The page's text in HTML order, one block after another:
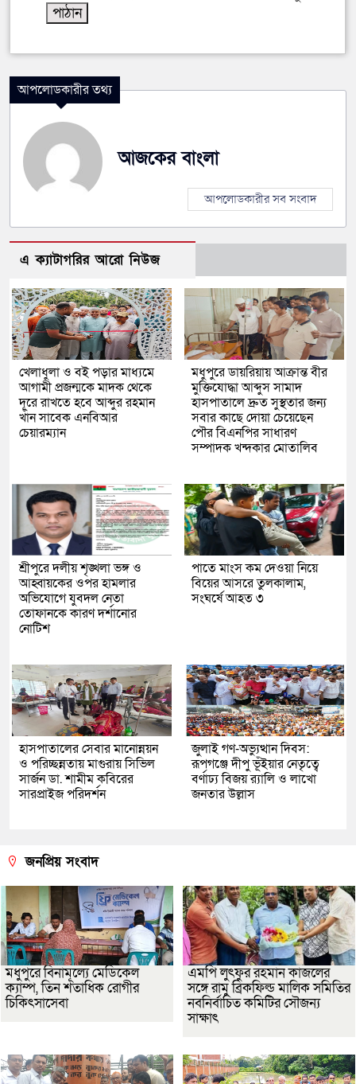
আপলোডকারীর তথ্য
আজকের বাংলা
আপলোডকারীর সব সংবাদ
এ ক্যাটাগরির আরো নিউজ
খেলাধুলা ও বই পড়ার মাধ্যমে
আগামী প্রজন্মকে মাদক থেকে
দূরে রাখতে হবে আব্দুর রহমান
খাঁন সাবেক এনবিআর
চেয়ারম্যান
মধুপুরে ডায়রিয়ায় আক্রান্ত বীর
মুক্তিযোদ্ধা আব্দুস সামাদ
হাসপাতালে দ্রুত সুস্থতার জন্য
সবার কাছে দোয়া চেয়েছেন
পৌর বিএনপির সাধারণ
সম্পাদক খন্দকার মোতালিব
শ্রীপুরে দলীয় শৃঙ্খলা ভঙ্গ ও
আহ্বায়কের ওপর হামলার
অভিযোগে যুবদল নেতা
তোফানকে কারণ দর্শানোর
নোটিশ
পাতে মাংস কম দেওয়া নিয়ে
বিয়ের আসরে তুলকালাম,
সংঘর্ষে আহত ৩
হাসপাতালের সেবার মানোন্নয়ন
ও পরিচ্ছন্নতায় মাগুরায় সিভিল
সার্জন ডা. শামীম কবিরের
সারপ্রাইজ পরিদর্শন
জুলাই গণ-অভ্যুত্থান দিবস:
রূপগঞ্জে দীপু ভূঁইয়ার নেতৃত্বে
বর্ণাঢ্য বিজয় র‌্যালি ও লাখো
জনতার উল্লাস
জনপ্রিয় সংবাদ
মধুপুরে বিনামূল্যে মেডিকেল
ক্যাম্প, তিন শতাধিক রোগীর
চিকিৎসাসেবা
এমপি লুৎফুর রহমান কাজলের
সঙ্গে রামু ব্রিকফিল্ড মালিক সমিতির
নবনির্বাচিত কমিটির সৌজন্য
সাক্ষাৎ